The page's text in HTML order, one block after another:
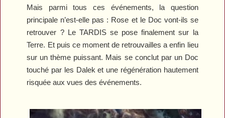
Mais parmi tous ces événements, la question
principale n’est-elle pas : Rose et le Doc vont-ils se
retrouver ? Le TARDIS se pose finalement sur la
Terre. Et puis ce moment de retrouvailles a enfin lieu
sur un thème puissant. Mais se conclut par un Doc
touché par les Dalek et une régénération hautement
risquée aux vues des événements.